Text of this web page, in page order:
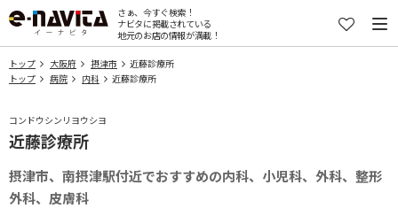
さぁ、今すぐ検索！
ナビタに掲載されている
地元のお店の情報が満載！
トップ 大阪府 摂津市
近藤診療所
トップ
病院 内科 近藤診療所
コンドウシンリヨウシヨ
近藤診療所
摂津市、南摂津駅付近でおすすめの内科、小児科、外科、整形
外科、皮膚科